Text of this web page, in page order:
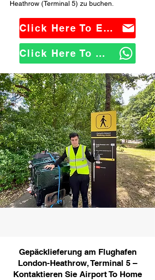
Heathrow (Terminal 5) zu buchen.
Click Here To Email Us
Click Here To WhatsApp Us
Gepäcklieferung am Flughafen
London-Heathrow, Terminal 5 –
Kontaktieren Sie Airport To Home